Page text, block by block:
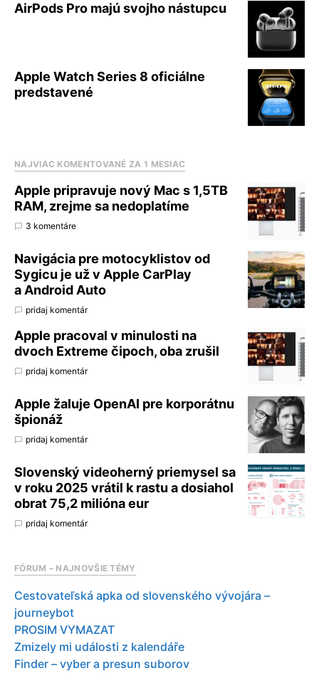
AirPods Pro majú svojho nástupcu
Apple Watch Series 8 oficiálne
predstavené
NAJVIAC KOMENTOVANÉ ZA 1 MESIAC
Apple pripravuje nový Mac s 1,5TB
RAM, zrejme sa nedoplatíme
3 komentáre
Navigácia pre motocyklistov od
Sygicu je už v Apple CarPlay
a Android Auto
pridaj komentár
Apple pracoval v minulosti na
dvoch Extreme čipoch, oba zrušil
pridaj komentár
Apple žaluje OpenAI pre korporátnu
špionáž
pridaj komentár
Slovenský videoherný priemysel sa
v roku 2025 vrátil k rastu a dosiahol
obrat 75,2 milióna eur
pridaj komentár
FÓRUM – NAJNOVŠIE TÉMY
Cestovateľská apka od slovenského vývojára –
journeybot
PROSIM VYMAZAT
Zmizely mi události z kalendáře
Finder – vyber a presun suborov